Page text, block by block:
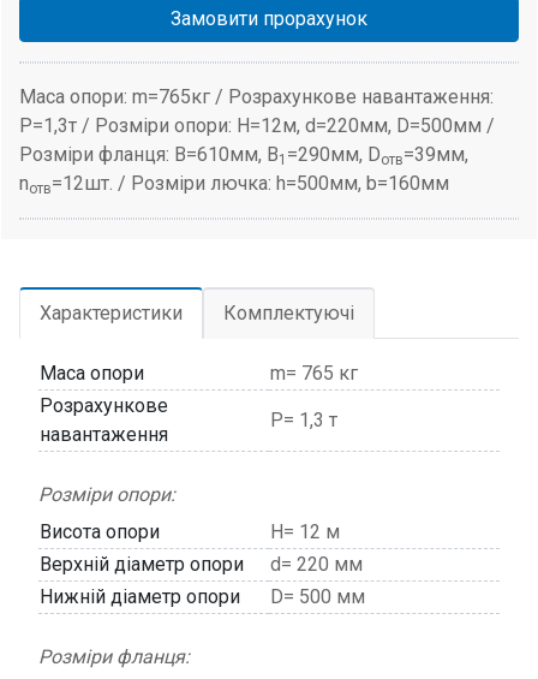
Замовити прорахунок
Маса опори: m=765кг / Розрахункове навантаження:
P=1,3т / Розміри опори: H=12м, d=220мм, D=500мм /
Розміри фланця: B=610мм, B1 =290мм, Dотв=39мм,
nотв=12шт. / Розміри лючка: h=500мм, b=160мм
Характеристики Комплектуючі
Маса опори
m= 765 кг
Розрахункове
навантаження
P= 1,3 т
Розміри опори:
Висота опори
H= 12 м
Верхній діаметр опори
d= 220 мм
Нижній діаметр опори
D= 500 мм
Розміри фланця: